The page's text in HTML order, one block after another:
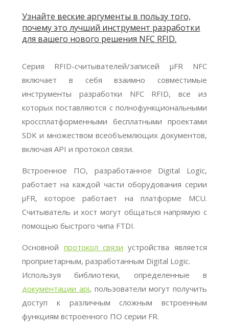
Узнайте веские аргументы в пользу того,
почему это лучший инструмент разработки
для вашего нового решения NFC RFID.
Серия RFID-считывателей/записей μFR NFC
включает в себя взаимно совместимые
инструменты разработки NFC RFID, все из
которых поставляются с полнофункциональными
кроссплатформенными бесплатными проектами
SDK и множеством всеобъемлющих документов,
включая API и протокол связи.
Встроенное ПО, разработанное Digital Logic,
работает на каждой части оборудования серии
μFR, которое работает на платформе MCU.
Считыватель и хост могут общаться напрямую с
помощью быстрого чипа FTDI.
Основной протокол связи устройства является
проприетарным, разработанным Digital Logic.
Используя библиотеки, определенные в
документации api, пользователи могут получить
доступ к различным сложным встроенным
функциям встроенного ПО серии FR.